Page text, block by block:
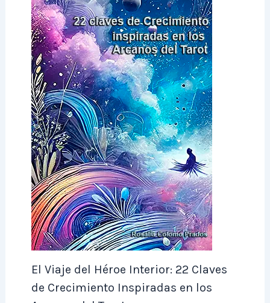
El Viaje del Héroe Interior: 22 Claves
de Crecimiento Inspiradas en los